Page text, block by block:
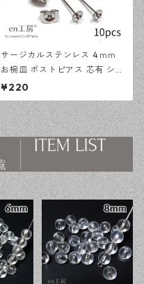
サージカルステンレス 4ｍｍ
お椀皿 ポストピアス 芯有 シル
バー 10ピース 316刻印キャッ
チセット アレルギー対応 ピア
ス ハンドメイド資材 【en工
房】
¥220